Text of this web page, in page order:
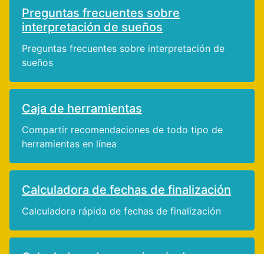
Preguntas frecuentes sobre
interpretación de sueños
Preguntas frecuentes sobre interpretación de
sueños
Caja de herramientas
Compartir recomendaciones de todo tipo de
herramientas en línea
Calculadora de fechas de finalización
Calculadora rápida de fechas de finalización